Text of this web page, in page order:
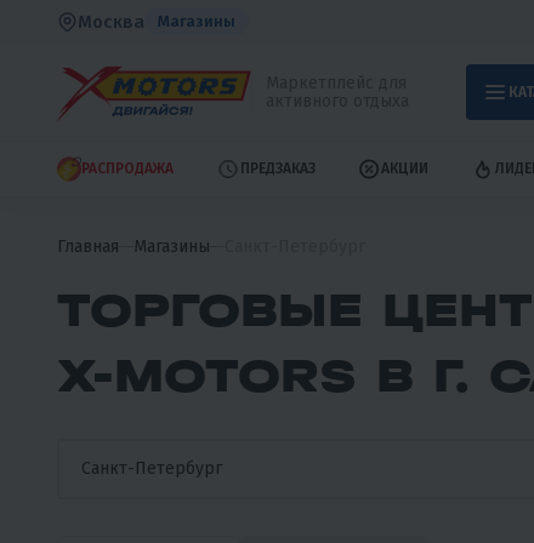
Москва Магазины
РАСПРОДАЖА ПРЕДЗАКАЗ АКЦИИ
Главная Магазины
ТОРГОВЫЕ
X-MOTORS В Г.